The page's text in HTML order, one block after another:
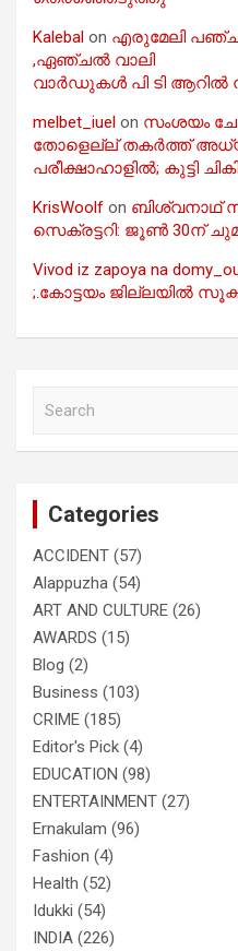
Kalebal on എരുമേലി
,ഏഞ്ചൽ വാലി
വാർഡുകൾ പി ടി ആറിൽ
melbet_iuel on സംശയം
തോളെല്ല് തകർത്ത്
പരീക്ഷാഹാളിൽ; കുട്ടി
KrisWoolf on ബിശ്വനാഥ്
സെക്രട്ടറി: ജൂൺ 30ന്
Vivod iz zapoya na
;.കോട്ടയം ജില്ലയിൽ
Categories
ACCIDENT (57)
Alappuzha (54)
ART AND CULTURE (26)
AWARDS (15)
Blog (2)
Business (103)
CRIME (185)
Editor's Pick (4)
EDUCATION (98)
ENTERTAINMENT (27)
Ernakulam (96)
Fashion (4)
Health (52)
Idukki (54)
INDIA (226)